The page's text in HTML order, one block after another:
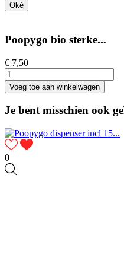
Oké
Poopygo bio sterke...
€ 7,50
Voeg toe aan winkelwagen
Je bent misschien ook
0